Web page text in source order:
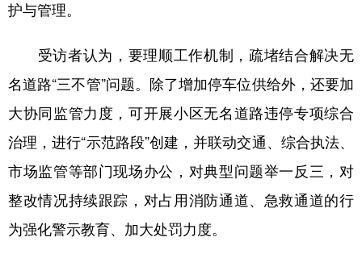
护与管理。
受访者认为，要理顺工作机制，疏堵结合解决无
名道路“三不管”问题。除了增加停车位供给外，还要加
大协同监管力度，可开展小区无名道路违停专项综合
治理，进行“示范路段”创建，并联动交通、综合执法、
市场监管等部门现场办公，对典型问题举一反三，对
整改情况持续跟踪，对占用消防通道、急救通道的行
为强化警示教育、加大处罚力度。